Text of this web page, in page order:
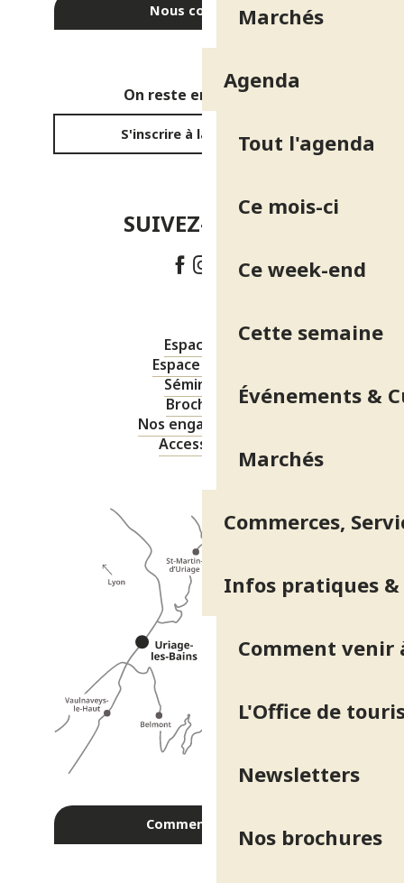
Marchés
Agenda
Tout l'agenda
Ce mois-ci
Ce week-end
Cette semaine
Événements &
Marchés
Commerces,
Infos pratiques &
Comment venir
L'Office de
Newsletters
Nos brochures
Nous contacter
On reste en contact ?
S'inscrire à la newsletter
SUIVEZ-NOUS !
Espace pro
Espace presse
Séminaires
Brochures
Nos engagements
Accessibilité
Comment venir ?